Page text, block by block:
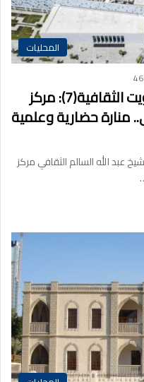
المحليات
46
مبادرة “الوفاق”| معالم الكويت الثقافية(7): مركز
منارة حضارية وعلمية
عبد الله السالم الثقافي مركز